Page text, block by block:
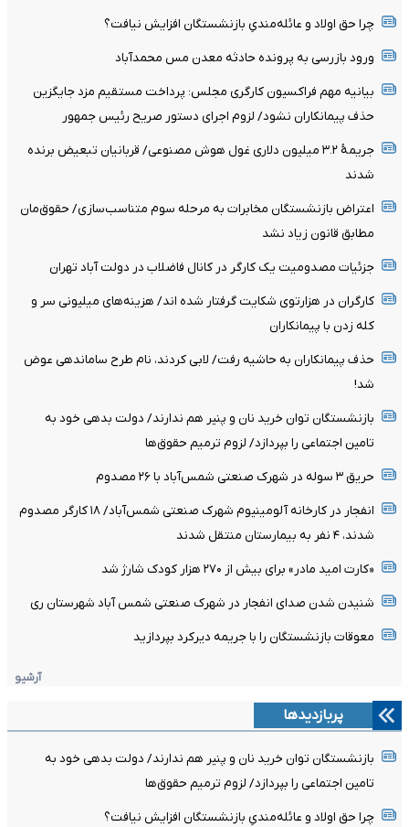
چرا حق اولاد و عائله‌مندیِ بازنشستگان افزایش نیافت؟
ورود بازرسی به پرونده حادثه معدن مس محمدآباد
بیانیه مهم فراکسیون کارگری مجلس: پرداخت مستقیم مزد جایگزین
حذف پیمانکاران نشود/ لزوم اجرای دستور صریح رئیس جمهور
جریمۀ ۳.۲ میلیون دلاری غول هوش مصنوعی/ قربانیان تبعیض برنده
شدند
اعتراض بازنشستگان مخابرات به مرحله سوم متناسب‌سازی/ حقوق‌مان
مطابق قانون زیاد نشد
جزئیات مصدومیت یک کارگر در کانال فاضلاب در دولت آباد تهران
کارگران در هزارتوی شکایت گرفتار شده اند/ هزینه‌های میلیونی سر و
کله زدن با پیمانکاران
حذف پیمانکاران به حاشیه رفت/ لابی کردند، نام طرح ساماندهی عوض
شد!
بازنشستگان توان خرید نان و پنیر هم ندارند/ دولت بدهی خود به
تامین اجتماعی را بپردازد/ لزوم ترمیم حقوق‌ها
حریق ۳ سوله در شهرک صنعتی شمس‌آباد با ۲۶ مصدوم
انفجار در کارخانه آلومینیوم شهرک صنعتی شمس‌آباد/ ۱۸ کارگر مصدوم
شدند، ۴ نفر به بیمارستان منتقل شدند
«کارت امید مادر» برای بیش از ۲۷۰ هزار کودک شارژ شد
شنیدن شدن صدای انفجار در شهرک صنعتی شمس آباد شهرستان ری
معوقات بازنشستگان را با جریمه دیرکرد بپردازید
آرشیو
پربازدیدها
بازنشستگان توان خرید نان و پنیر هم ندارند/ دولت بدهی خود به
تامین اجتماعی را بپردازد/ لزوم ترمیم حقوق‌ها
چرا حق اولاد و عائله‌مندیِ بازنشستگان افزایش نیافت؟